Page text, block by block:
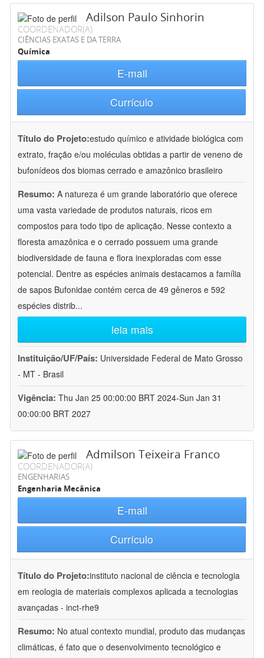
Adilson Paulo Sinhorin
COORDENADOR(A)
CIÊNCIAS EXATAS E DA TERRA
Química
E-mail
Currículo
Título do Projeto:estudo químico e atividade biológica com
extrato, fração e/ou moléculas obtidas a partir de veneno de
bufonídeos dos biomas cerrado e amazônico brasileiro
Resumo: A natureza é um grande laboratório que oferece
uma vasta variedade de produtos naturais, ricos em
compostos para todo tipo de aplicação. Nesse contexto a
floresta amazônica e o cerrado possuem uma grande
biodiversidade de fauna e flora inexploradas com esse
potencial. Dentre as espécies animais destacamos a família
de sapos Bufonidae contém cerca de 49 gêneros e 592
espécies distrib...
leia mais
Instituição/UF/País: Universidade Federal de Mato Grosso
- MT - Brasil
Vigência: Thu Jan 25 00:00:00 BRT 2024-Sun Jan 31
00:00:00 BRT 2027
Admilson Teixeira Franco
COORDENADOR(A)
ENGENHARIAS
Engenharia Mecânica
E-mail
Currículo
Título do Projeto:instituto nacional de ciência e tecnologia
em reologia de materiais complexos aplicada a tecnologias
avançadas - inct-rhe9
Resumo: No atual contexto mundial, produto das mudanças
climáticas, é fato que o desenvolvimento tecnológico e